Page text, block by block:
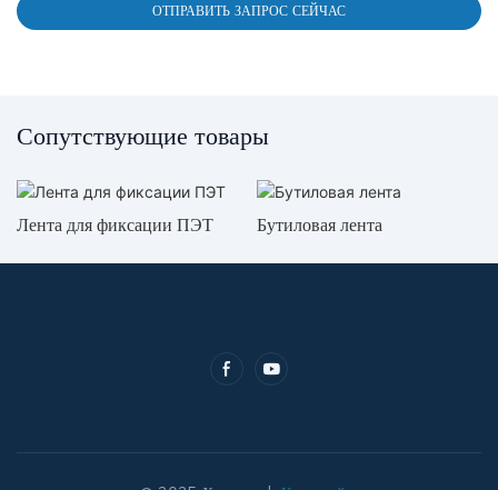
ОТПРАВИТЬ ЗАПРОС СЕЙЧАС
Сопутствующие товары
Лента для фиксации ПЭТ Бутиловая лента